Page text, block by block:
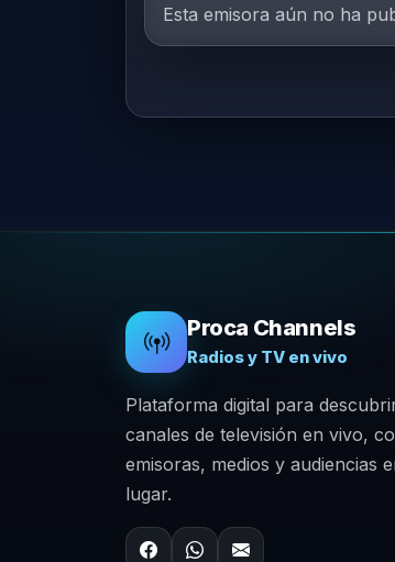
Esta emisora aún no ha
Proca Channels
Radios y TV en vivo
Plataforma digital para
canales de televisión en vivo,
emisoras, medios y audiencias
lugar.